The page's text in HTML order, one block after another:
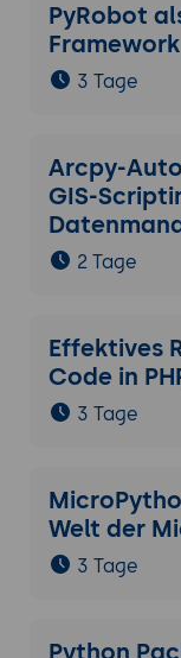
PyRobot
Framework
3 Tage
Arcpy-
GIS-
2 Tage
Effektives
Code in
3 Tage
Welt der
3 Tage